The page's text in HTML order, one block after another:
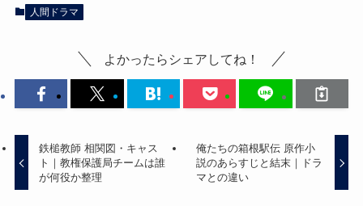
人間ドラマ
よかったらシェアしてね！
鉄槌教師 相関図・キャス
ト｜教権保護局チームは誰
が何役か整理
俺たちの箱根駅伝 原作小
説のあらすじと結末｜ドラ
マとの違い